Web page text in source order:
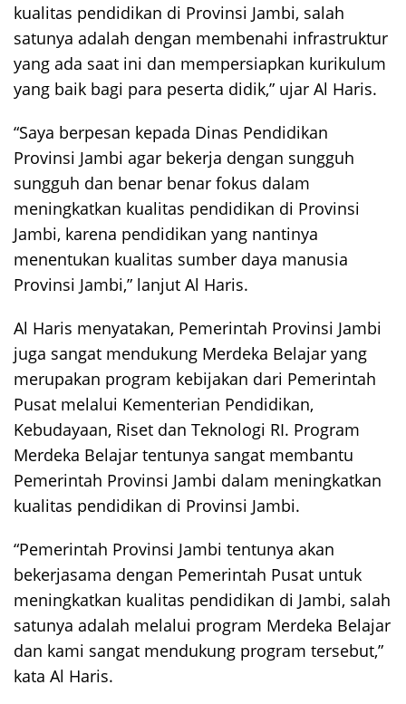
kualitas pendidikan di Provinsi Jambi, salah
satunya adalah dengan membenahi infrastruktur
yang ada saat ini dan mempersiapkan kurikulum
yang baik bagi para peserta didik,” ujar Al Haris.
“Saya berpesan kepada Dinas Pendidikan
Provinsi Jambi agar bekerja dengan sungguh
sungguh dan benar benar fokus dalam
meningkatkan kualitas pendidikan di Provinsi
Jambi, karena pendidikan yang nantinya
menentukan kualitas sumber daya manusia
Provinsi Jambi,” lanjut Al Haris.
Al Haris menyatakan, Pemerintah Provinsi Jambi
juga sangat mendukung Merdeka Belajar yang
merupakan program kebijakan dari Pemerintah
Pusat melalui Kementerian Pendidikan,
Kebudayaan, Riset dan Teknologi RI. Program
Merdeka Belajar tentunya sangat membantu
Pemerintah Provinsi Jambi dalam meningkatkan
kualitas pendidikan di Provinsi Jambi.
“Pemerintah Provinsi Jambi tentunya akan
bekerjasama dengan Pemerintah Pusat untuk
meningkatkan kualitas pendidikan di Jambi, salah
satunya adalah melalui program Merdeka Belajar
dan kami sangat mendukung program tersebut,”
kata Al Haris.